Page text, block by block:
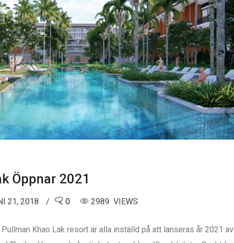
Öppnar 2021
21, 2018 0 2989 VIEWS
Khao Lak resort är alla inställd på att lanseras år 2021 av